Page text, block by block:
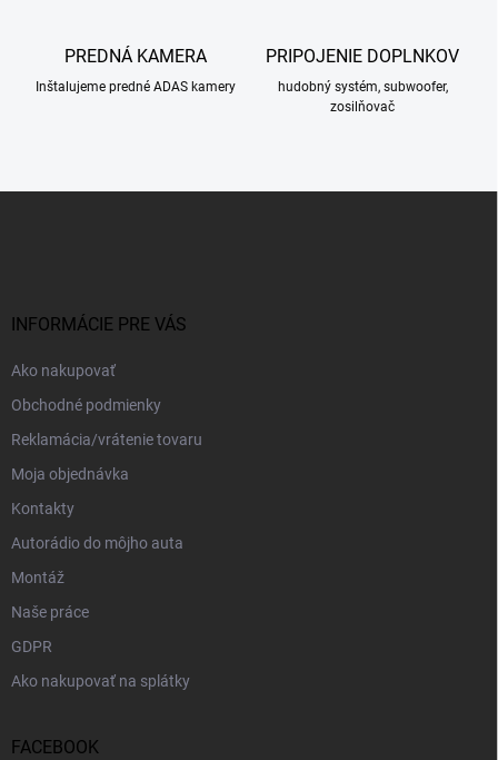
PREDNÁ KAMERA
Inštalujeme predné ADAS kamery
PRIPOJENIE DOPLNKOV
hudobný systém, subwoofer,
zosilňovač
INFORMÁCIE PRE VÁS
Ako nakupovať
Obchodné podmienky
Reklamácia/vrátenie tovaru
Moja objednávka
Kontakty
Autorádio do môjho auta
Montáž
Naše práce
GDPR
Ako nakupovať na splátky
FACEBOOK